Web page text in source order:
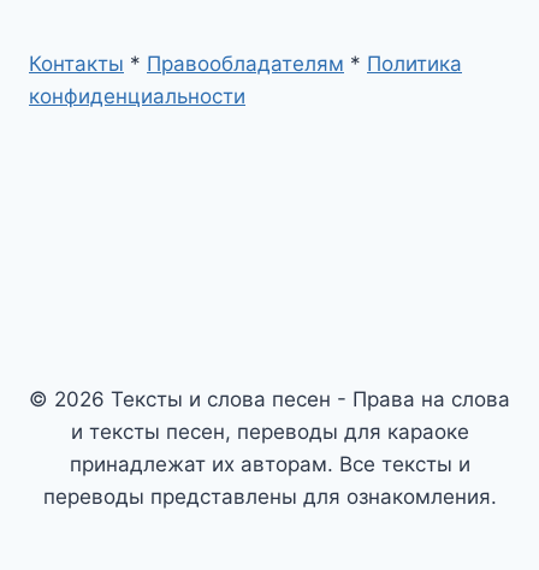
Контакты * Правообладателям * Политика
конфиденциальности
© 2026 Тексты и слова песен - Права на слова
и тексты песен, переводы для караоке
принадлежат их авторам. Все тексты и
переводы представлены для ознакомления.